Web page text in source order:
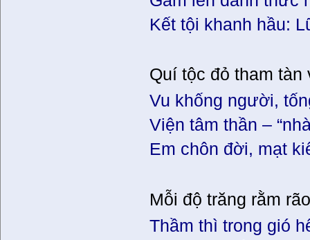
Kết tội khanh hầu:
Quí tộc đỏ tham tàn
Vu khống người,
Viện tâm thần –
Em chôn đời, mạt
Mỗi độ trăng rằm
Thầm thì trong gió